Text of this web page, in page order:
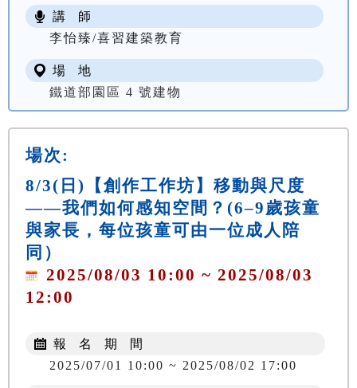
講 師
李怡臻/喜習建築教育
場 地
鐵道部園區 4 號建物
場次:
8/3(日)【創作工作坊】移動與尺度
——我們如何感知空間？(6–9歲孩童
與家長，每位孩童可由一位成人陪
同）
2025/08/03 10:00 ~ 2025/08/03
12:00
報 名 期 間
2025/07/01 10:00 ~ 2025/08/02 17:00